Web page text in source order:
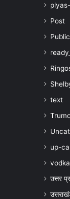
Post
Public
text
up-
उत्तर